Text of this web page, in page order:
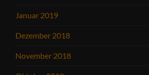
Januar 2019
Dezember 2018
November 2018